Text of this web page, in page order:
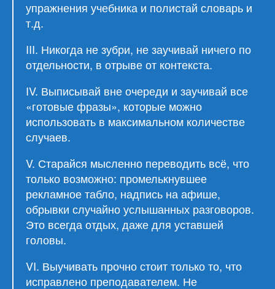
упражнения учебника и полистай словарь и
т.д.
III. Никогда не зубри, не заучивай ничего по
отдельности, в отрыве от контекста.
IV. Выписывай вне очереди и заучивай все
«готовые фразы», которые можно
использовать в максимальном количестве
случаев.
V. Старайся мысленно переводить всё, что
только возможно: промелькнувшее
рекламное табло, надпись на афише,
обрывки случайно услышанных разговоров.
Это всегда отдых, даже для уставшей
головы.
VI. Выучивать прочно стоит только то, что
исправлено преподавателем. Не